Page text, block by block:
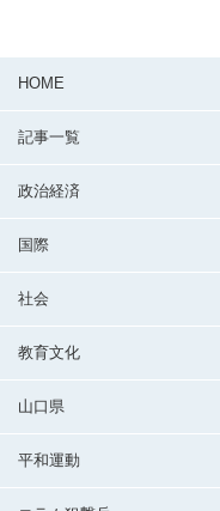
HOME
記事一覧
政治経済
国際
社会
教育文化
山口県
平和運動